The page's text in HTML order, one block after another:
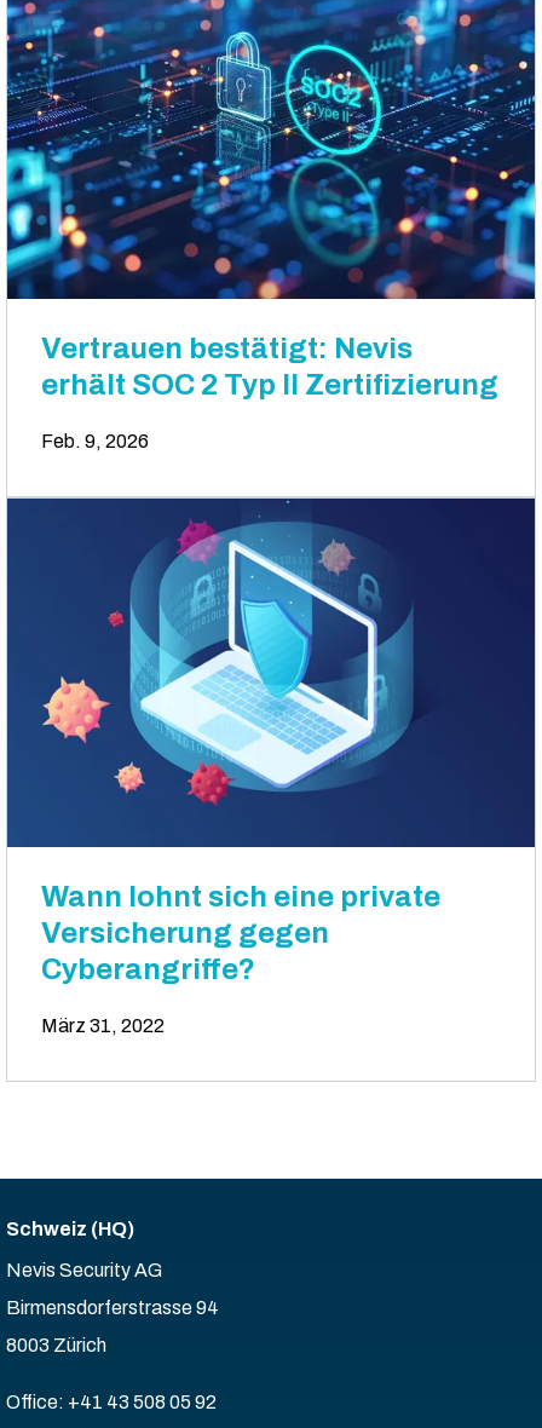
Vertrauen bestätigt: Nevis
erhält SOC 2 Typ II Zertifizierung
Feb. 9, 2026
Wann lohnt sich eine private
Versicherung gegen
Cyberangriffe?
März 31, 2022
Schweiz (HQ)
Nevis Security AG
Birmensdorferstrasse 94
8003 Zürich
Office: +41 43 508 05 92